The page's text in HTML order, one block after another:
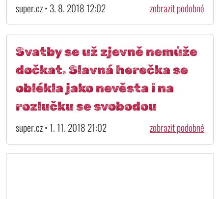
super.cz • 3. 8. 2018 12:02 zobrazit podobné
Svatby se už zjevně nemůže
dočkat. Slavná herečka se
oblékla jako nevěsta i na
rozlučku se svobodou
super.cz • 1. 11. 2018 21:02 zobrazit podobné